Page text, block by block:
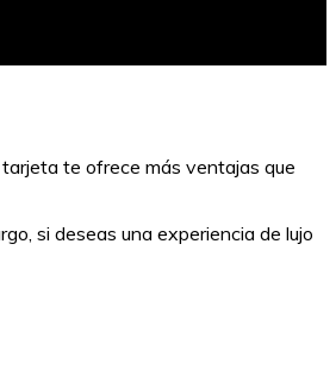
te ofrece más ventajas que
si deseas una experiencia de lujo